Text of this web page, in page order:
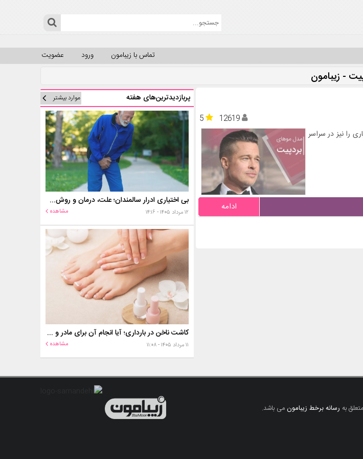
عضویت ورود تماس با زیبامون
- زیبامون
5
12619
را نیز در سراسر
ادامه
پربازدیدترین‌های هفته موارد بیشتر
بی اختیاری ادرار سالمندان؛ علت، درمان و روش‌های کنترل در منزل
۱۲ مرداد ۱۴۰۵ - ۱۴:۱۶ مشاهده
کاشت ناخن در بارداری؛ آیا انجام آن برای مادر و جنین خطر دارد؟
۱۱ مرداد ۱۴۰۵ - ۱۱:۰۸ مشاهده
به رسانه برخط زیبامونمی باشد.